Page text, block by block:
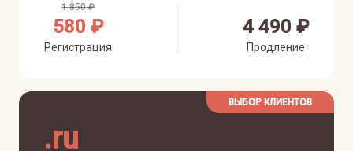
1 850 ₽
580 ₽
Регистрация
4 490 ₽
Продление
ВЫБОР КЛИЕНТОВ
.ru